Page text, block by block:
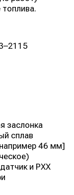
заслонка
сплав
46 мм]
и РХХ